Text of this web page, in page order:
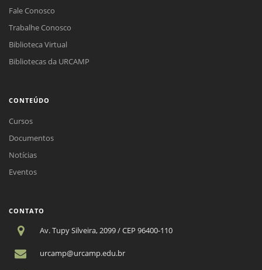
Fale Conosco
Trabalhe Conosco
Biblioteca Virtual
Bibliotecas da URCAMP
CONTEÚDO
Cursos
Documentos
Notícias
Eventos
CONTATO
Av. Tupy Silveira, 2099 / CEP 96400-110
urcamp@urcamp.edu.br